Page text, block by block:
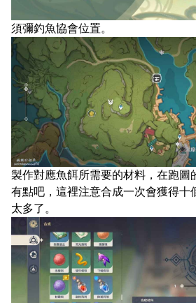
須彌釣魚協會位置。
製作對應魚餌所需要的材料，在跑圖
有點吧，這裡注意合成一次會獲得十
太多了。